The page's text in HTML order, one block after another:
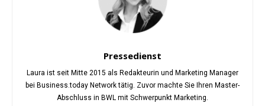
Pressedienst
Laura ist seit Mitte 2015 als Redakteurin und Marketing Manager
bei Business.today Network tätig. Zuvor machte Sie Ihren Master-
Abschluss in BWL mit Schwerpunkt Marketing.